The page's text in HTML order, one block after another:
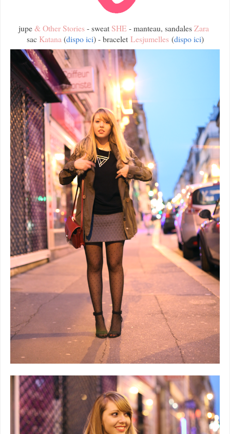
jupe& Other Stories-sweat SHE-manteau, sandalesZara
sac Katana (dispo ici) - bracelet Lesjumelles(dispo ici)